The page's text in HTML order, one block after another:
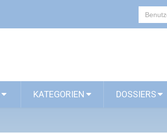
KATEGORIEN DOSSIERS